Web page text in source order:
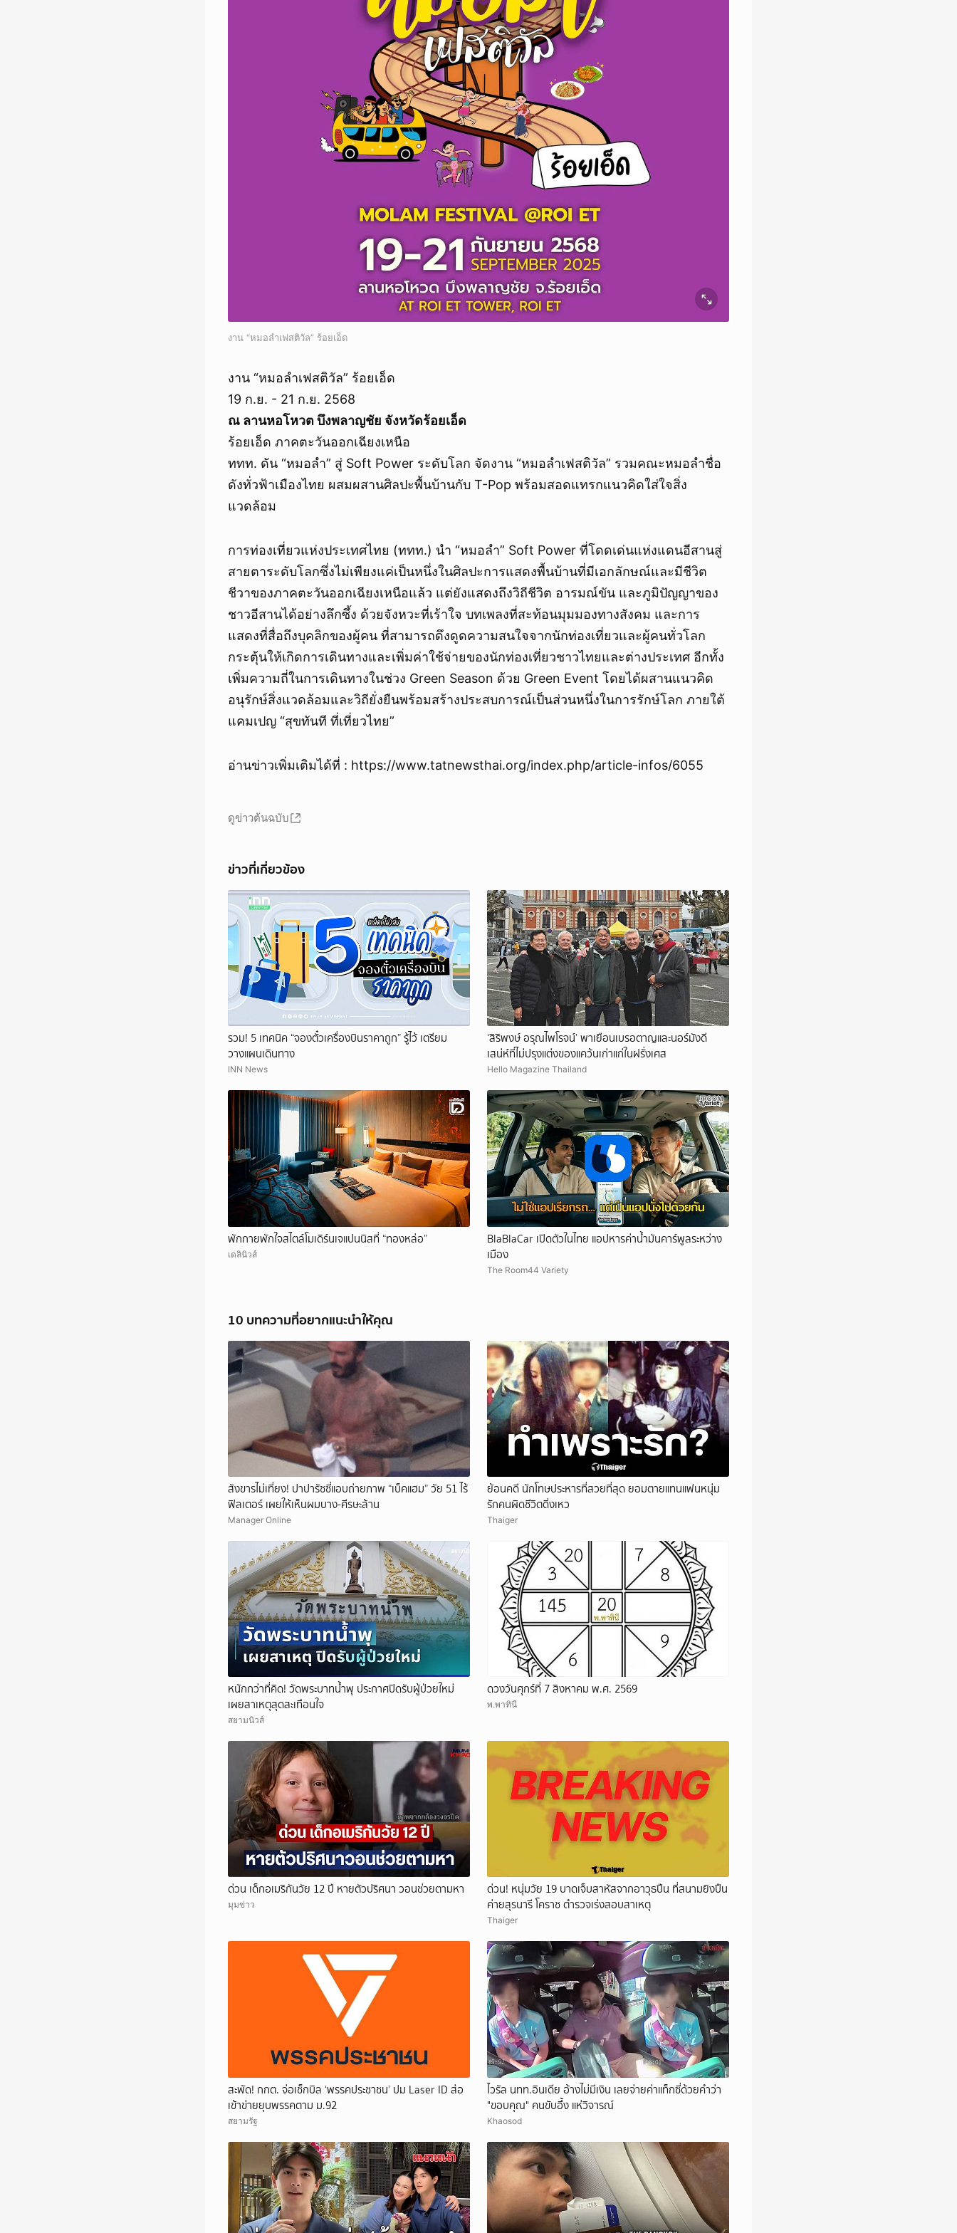
งาน “หมอลำเฟสติวัล” ร้อยเอ็ด
งาน “หมอลำเฟสติวัล” ร้อยเอ็ด
19 ก.ย. - 21 ก.ย. 2568
ณ ลานหอโหวต บึงพลาญชัย จังหวัดร้อยเอ็ด
ร้อยเอ็ด ภาคตะวันออกเฉียงเหนือ
ททท. ดัน “หมอลำ” สู่ Soft Power ระดับโลก จัดงาน “หมอลำเฟสติวัล” รวมคณะหมอลำชื่อ
ดังทั่วฟ้าเมืองไทย ผสมผสานศิลปะพื้นบ้านกับ T-Pop พร้อมสอดแทรกแนวคิดใส่ใจสิ่ง
แวดล้อม
การท่องเที่ยวแห่งประเทศไทย (ททท.) นำ “หมอลำ” Soft Power ที่โดดเด่นแห่งแดนอีสานสู่
สายตาระดับโลกซึ่งไม่เพียงแค่เป็นหนึ่งในศิลปะการแสดงพื้นบ้านที่มีเอกลักษณ์และมีชีวิต
ชีวาของภาคตะวันออกเฉียงเหนือแล้ว แต่ยังแสดงถึงวิถีชีวิต อารมณ์ขัน และภูมิปัญญาของ
ชาวอีสานได้อย่างลึกซึ้ง ด้วยจังหวะที่เร้าใจ บทเพลงที่สะท้อนมุมมองทางสังคม และการ
แสดงที่สื่อถึงบุคลิกของผู้คน ที่สามารถดึงดูดความสนใจจากนักท่องเที่ยวและผู้คนทั่วโลก
กระตุ้นให้เกิดการเดินทางและเพิ่มค่าใช้จ่ายของนักท่องเที่ยวชาวไทยและต่างประเทศ อีกทั้ง
เพิ่มความถี่ในการเดินทางในช่วง Green Season ด้วย Green Event โดยได้ผสานแนวคิด
อนุรักษ์สิ่งแวดล้อมและวิถียั่งยืนพร้อมสร้างประสบการณ์เป็นส่วนหนึ่งในการรักษ์โลก ภายใต้
แคมเปญ “สุขทันที ที่เที่ยวไทย”
อ่านข่าวเพิ่มเติมได้ที่ : https://www.tatnewsthai.org/index.php/article-infos/6055
ดูข่าวต้นฉบับ
ข่าวที่เกี่ยวข้อง
รวม! 5 เทคนิค “จองตั๋วเครื่องบินราคาถูก” รู้ไว้ เตรียม
วางแผนเดินทาง
INN News
‘สิริพงษ์ อรุณไพโรจน์’ พาเยือนเบรอตาญและนอร์มังดี
เสน่ห์ที่ไม่ปรุงแต่งของแคว้นเก่าแก่ในฝรั่งเศส
Hello Magazine Thailand
พักกายพักใจสไตล์โมเดิร์นเจแปนนิสที่ “ทองหล่อ”
เดลินิวส์
BlaBlaCar เปิดตัวในไทย แอปหารค่าน้ำมันคาร์พูลระหว่าง
เมือง
The Room44 Variety
10 บทความที่อยากแนะนำให้คุณ
สังขารไม่เที่ยง! ปาปารัซซี่แอบถ่ายภาพ “เบ็คแฮม” วัย 51 ไร้
ฟิลเตอร์ เผยให้เห็นผมบาง-ศีรษะล้าน
Manager Online
ย้อนคดี นักโทษประหารที่สวยที่สุด ยอมตายแทนแฟนหนุ่ม
รักคนผิดชีวิตดิ่งเหว
Thaiger
หนักกว่าที่คิด! วัดพระบาทน้ำพุ ประกาศปิดรับผู้ป่วยใหม่
เผยสาเหตุสุดสะเทือนใจ
สยามนิวส์
ดวงวันศุกร์ที่ 7 สิงหาคม พ.ศ. 2569
พ.พาทินี
ด่วน เด็กอเมริกันวัย 12 ปี หายตัวปริศนา วอนช่วยตามหา
มุมข่าว
ด่วน! หนุ่มวัย 19 บาดเจ็บสาหัสจากอาวุธปืน ที่สนามยิงปืน
ค่ายสุรนารี โคราช ตำรวจเร่งสอบสาเหตุ
Thaiger
สะพัด! กกต. จ่อเช็กบิล ‘พรรคประชาชน’ ปม Laser ID ส่อ
เข้าข่ายยุบพรรคตาม ม.92
สยามรัฐ
ไวรัล นทท.อินเดีย อ้างไม่มีเงิน เลยจ่ายค่าแท็กซี่ด้วยคำว่า
"ขอบคุณ" คนขับอึ้ง แห่วิจารณ์
Khaosod